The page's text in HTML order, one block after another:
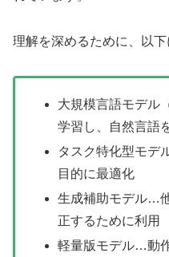
理解を深めるために、以下
大規模言語モデル
学習し、自然言語
タスク特化型モデ
目的に最適化
生成補助モデル…
正するために利用
軽量版モデル…動